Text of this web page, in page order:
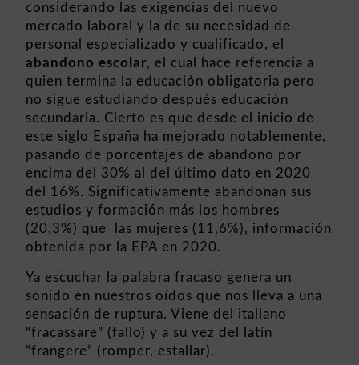
considerando las exigencias del nuevo
mercado laboral y la de su necesidad de
personal especializado y cualificado, el
abandono escolar, el cual hace referencia a
quien termina la educación obligatoria pero
no sigue estudiando después educación
secundaria. Cierto es que desde el inicio de
este siglo España ha mejorado notablemente,
pasando de porcentajes de abandono por
encima del 30% al del último dato en 2020
del 16%. Significativamente abandonan sus
estudios y formación más los hombres
(20,3%) que las mujeres (11,6%), información
obtenida por la EPA en 2020.
Ya escuchar la palabra fracaso genera un
sonido en nuestros oídos que nos lleva a una
sensación de ruptura. Viene del italiano
“fracassare” (fallo) y a su vez del latín
“frangere” (romper, estallar).